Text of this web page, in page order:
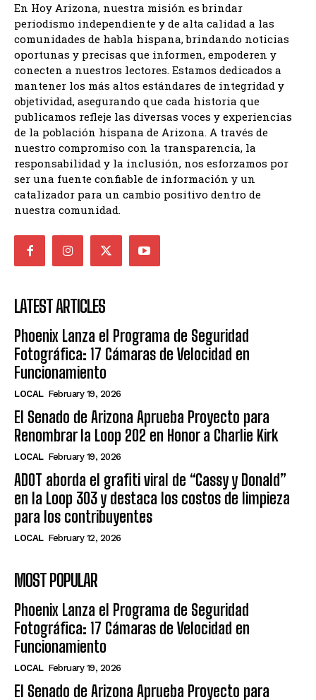
En Hoy Arizona, nuestra misión es brindar
periodismo independiente y de alta calidad a las
comunidades de habla hispana, brindando noticias
oportunas y precisas que informen, empoderen y
conecten a nuestros lectores. Estamos dedicados a
mantener los más altos estándares de integridad y
objetividad, asegurando que cada historia que
publicamos refleje las diversas voces y experiencias
de la población hispana de Arizona. A través de
nuestro compromiso con la transparencia, la
responsabilidad y la inclusión, nos esforzamos por
ser una fuente confiable de información y un
catalizador para un cambio positivo dentro de
nuestra comunidad.
LATEST ARTICLES
Phoenix Lanza el Programa de Seguridad
Fotográfica: 17 Cámaras de Velocidad en
Funcionamiento
LOCAL February 19, 2026
El Senado de Arizona Aprueba Proyecto para
Renombrar la Loop 202 en Honor a Charlie Kirk
LOCAL February 19, 2026
ADOT aborda el grafiti viral de “Cassy y Donald”
en la Loop 303 y destaca los costos de limpieza
para los contribuyentes
LOCAL February 12, 2026
MOST POPULAR
Phoenix Lanza el Programa de Seguridad
Fotográfica: 17 Cámaras de Velocidad en
Funcionamiento
LOCAL February 19, 2026
El Senado de Arizona Aprueba Proyecto para